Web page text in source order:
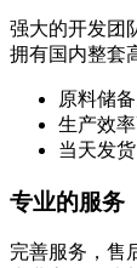
强大的开发团
拥有国内整套
原料储
生产效
当天发货
专业的服务
完善服务，售